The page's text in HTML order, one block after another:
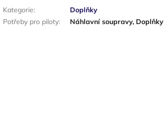
Kategorie:
Doplňky
Potřeby pro piloty: Náhlavní soupravy, Doplňky